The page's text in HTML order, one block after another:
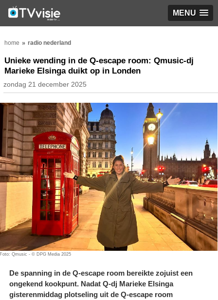
MENU
home radio nederland
Unieke wending in de Q-escape room: Qmusic-dj
Marieke Elsinga duikt op in Londen
zondag 21 december 2025
Foto: Qmusic - © DPG Media 2025
De spanning in de Q-escape room bereikte zojuist een
ongekend kookpunt. Nadat Q-dj Marieke Elsinga
gisterenmiddag plotseling uit de Q-escape room